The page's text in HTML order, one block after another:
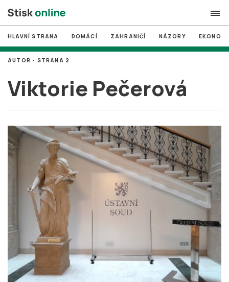
search
# MUNI
# Brno
# volby
login PŘIHLÁSIT SE
Zapomněli jste heslo?
Založit nový účet
HLAVNÍ STRANA DOMÁCÍ ZAHRANIČÍ NÁZORY
Viktorie Pečerová
AUTOR - STRANA 2